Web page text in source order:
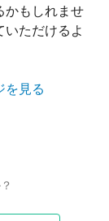
かもしれませ
いただけるよ
を見る